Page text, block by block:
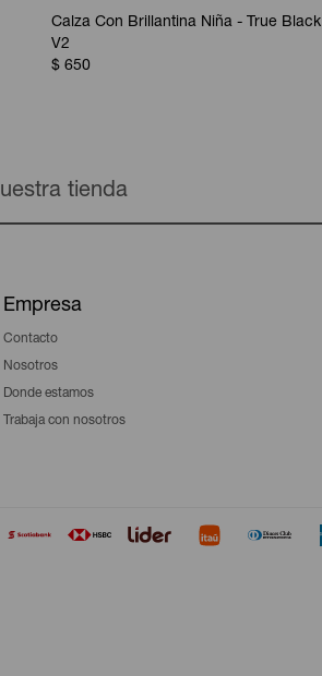
Calza Con Brillantina Niña - True Black
V2
$ 650
tienda
Empresa
Contacto
Nosotros
Donde estamos
Trabaja con nosotros